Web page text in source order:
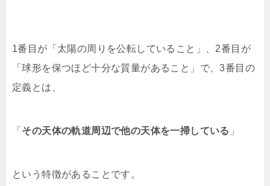
1番目が「太陽の周りを公転していること」、2番目が
「球形を保つほど十分な質量があること」で、3番目の
定義とは、
「 その天体の軌道周辺で他の天体を一掃している 」
という特徴があることです。